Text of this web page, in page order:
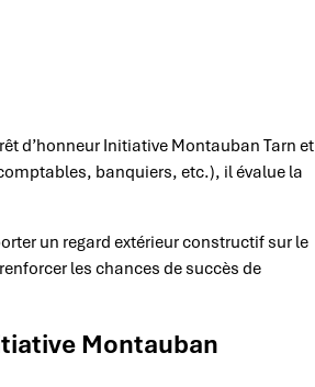
d’honneur Initiative Montauban Tarn et
banquiers, etc.), il évalue la
un regard extérieur constructif sur le
les chances de succès de
Montauban